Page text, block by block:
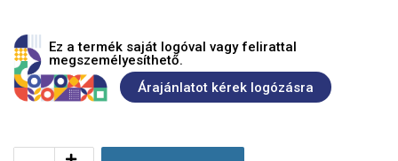
Ez a termék saját logóval vagy felirattal
megszemélyesíthető.
Árajánlatot kérek logózásra